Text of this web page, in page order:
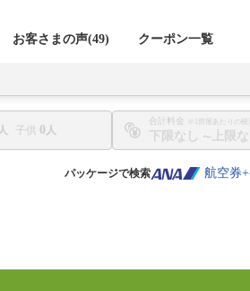
お客さまの声(49) クーポン一覧
子供 0
合計料金 ※1部屋あたりの税
〜
パッケージで検索 航空券